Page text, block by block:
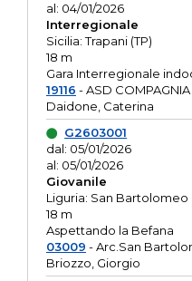
al: 04/01/2026
Interregionale
Sicilia: Trapani (TP)
18 m
Gara Interregionale
19116 - ASD COMPAGNIA
Daidone, Caterina
G2603001
dal: 05/01/2026
al: 05/01/2026
Giovanile
Liguria: San Bartolomeo
18 m
Aspettando la Befana
03009 - Arc.San
Briozzo, Giorgio